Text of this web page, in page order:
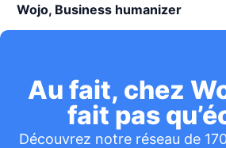
Wojo, Business humanizer
Au fait, chez
fait pas
Découvrez notre réseau de